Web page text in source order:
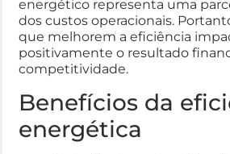
energético representa uma
dos custos operacionais.
que melhorem a eficiência
positivamente o resultado
competitividade.
Benefícios da
energética